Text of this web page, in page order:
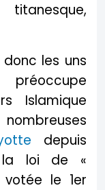
titanesque,
les uns
Islamique
depuis
la loi de «
le 1er